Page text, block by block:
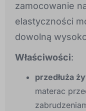
zamocowanie
elastyczności
dowolną
Właściwości:
przedłuża
materac